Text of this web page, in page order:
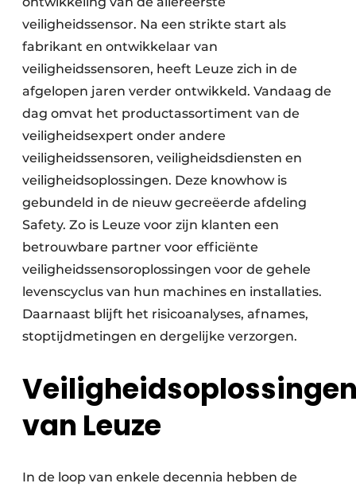
veiligheidssensor. Na een strikte start als
fabrikant en ontwikkelaar van
veiligheidssensoren, heeft Leuze zich in de
afgelopen jaren verder ontwikkeld. Vandaag de
dag omvat het productassortiment van de
veiligheidsexpert onder andere
veiligheidssensoren, veiligheidsdiensten en
veiligheidsoplossingen. Deze knowhow is
gebundeld in de nieuw gecreëerde afdeling
Safety. Zo is Leuze voor zijn klanten een
betrouwbare partner voor efficiënte
veiligheidssensoroplossingen voor de gehele
levenscyclus van hun machines en installaties.
Daarnaast blijft het risicoanalyses, afnames,
stoptijdmetingen en dergelijke verzorgen.
van Leuze
In de loop van enkele decennia hebben de